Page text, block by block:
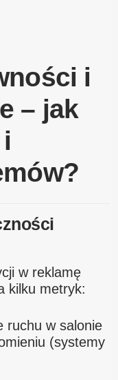
i
– jak
w reklamę
kilku metryk:
ruchu w salonie
(systemy